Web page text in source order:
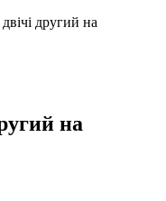
другий на
на